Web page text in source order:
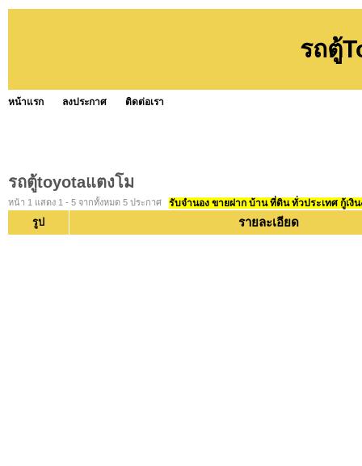
รถตู้
หน้าแรก ลงประกาศ ติดต่อเรา
รถตู้toyotaแตงโม
หน้า 1 แสดง 1 - 5 จากทั้งหมด 5 ประกาศ รับจำนอง ขายฝาก บ้าน ที่ดิน ทั่วประเทศ กู้เงิ
รูป รายละเอียด